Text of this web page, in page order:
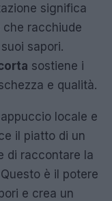
significa
racchiude
sapori.
sostiene i
e qualità.
locale e
il piatto di un
di raccontare la
è il potere
e crea un